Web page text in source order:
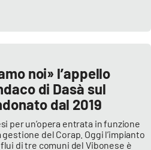
noi» l’appello
di Dasà sul
dal 2019
per un’opera entrata in funzione
del Corap. Oggi l’impianto
di tre comuni del Vibonese è